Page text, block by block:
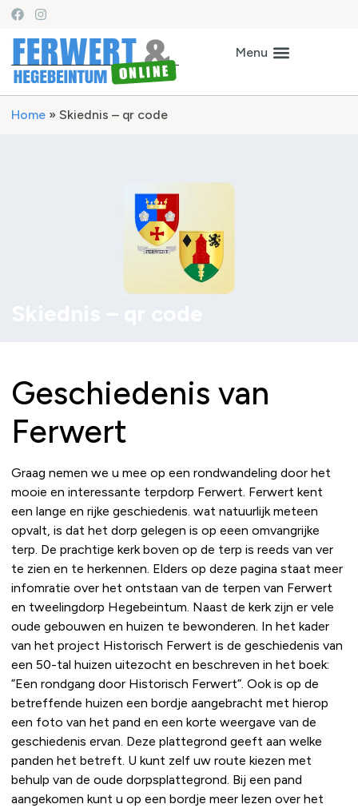
Home » Skiednis – qr code
Geschiedenis van
Ferwert
Graag nemen we u mee op een rondwandeling door het
mooie en interessante terpdorp Ferwert. Ferwert kent
een lange en rijke geschiedenis. wat natuurlijk meteen
opvalt, is dat het dorp gelegen is op eeen omvangrijke
terp. De prachtige kerk boven op de terp is reeds van ver
te zien en te herkennen. Elders op deze pagina staat meer
infomratie over het ontstaan van de terpen van Ferwert
en tweelingdorp Hegebeintum. Naast de kerk zijn er vele
oude gebouwen en huizen te bewonderen. In het kader
van het project Historisch Ferwert is de geschiedenis van
een 50-tal huizen uitezocht en beschreven in het boek:
”Een rondgang door Historisch Ferwert”. Ook is op de
betreffende huizen een bordje aangebracht met hierop
een foto van het pand en een korte weergave van de
geschiedenis ervan. Deze plattegrond geeft aan welke
panden het betreft. U kunt zelf uw route kiezen met
behulp van de oude dorpsplattegrond. Bij een pand
aangekomen kunt u op een bordje meer lezen over het